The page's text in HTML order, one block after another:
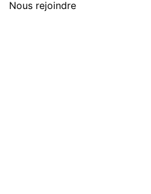
Nous rejoindre